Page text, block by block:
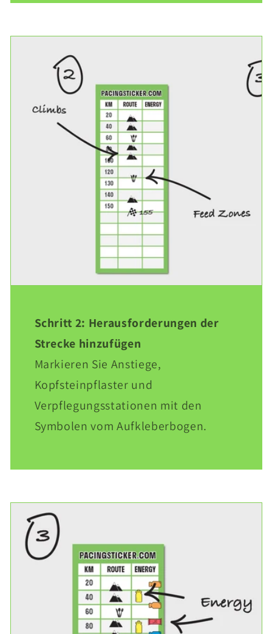
Schritt 2: Herausforderungen der
Strecke hinzufügen
Markieren Sie Anstiege,
Kopfsteinpflaster und
Verpflegungsstationen mit den
Symbolen vom Aufkleberbogen.